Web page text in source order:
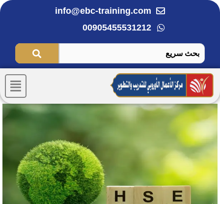
تخطي
info@ebc-training.com
00905455531212